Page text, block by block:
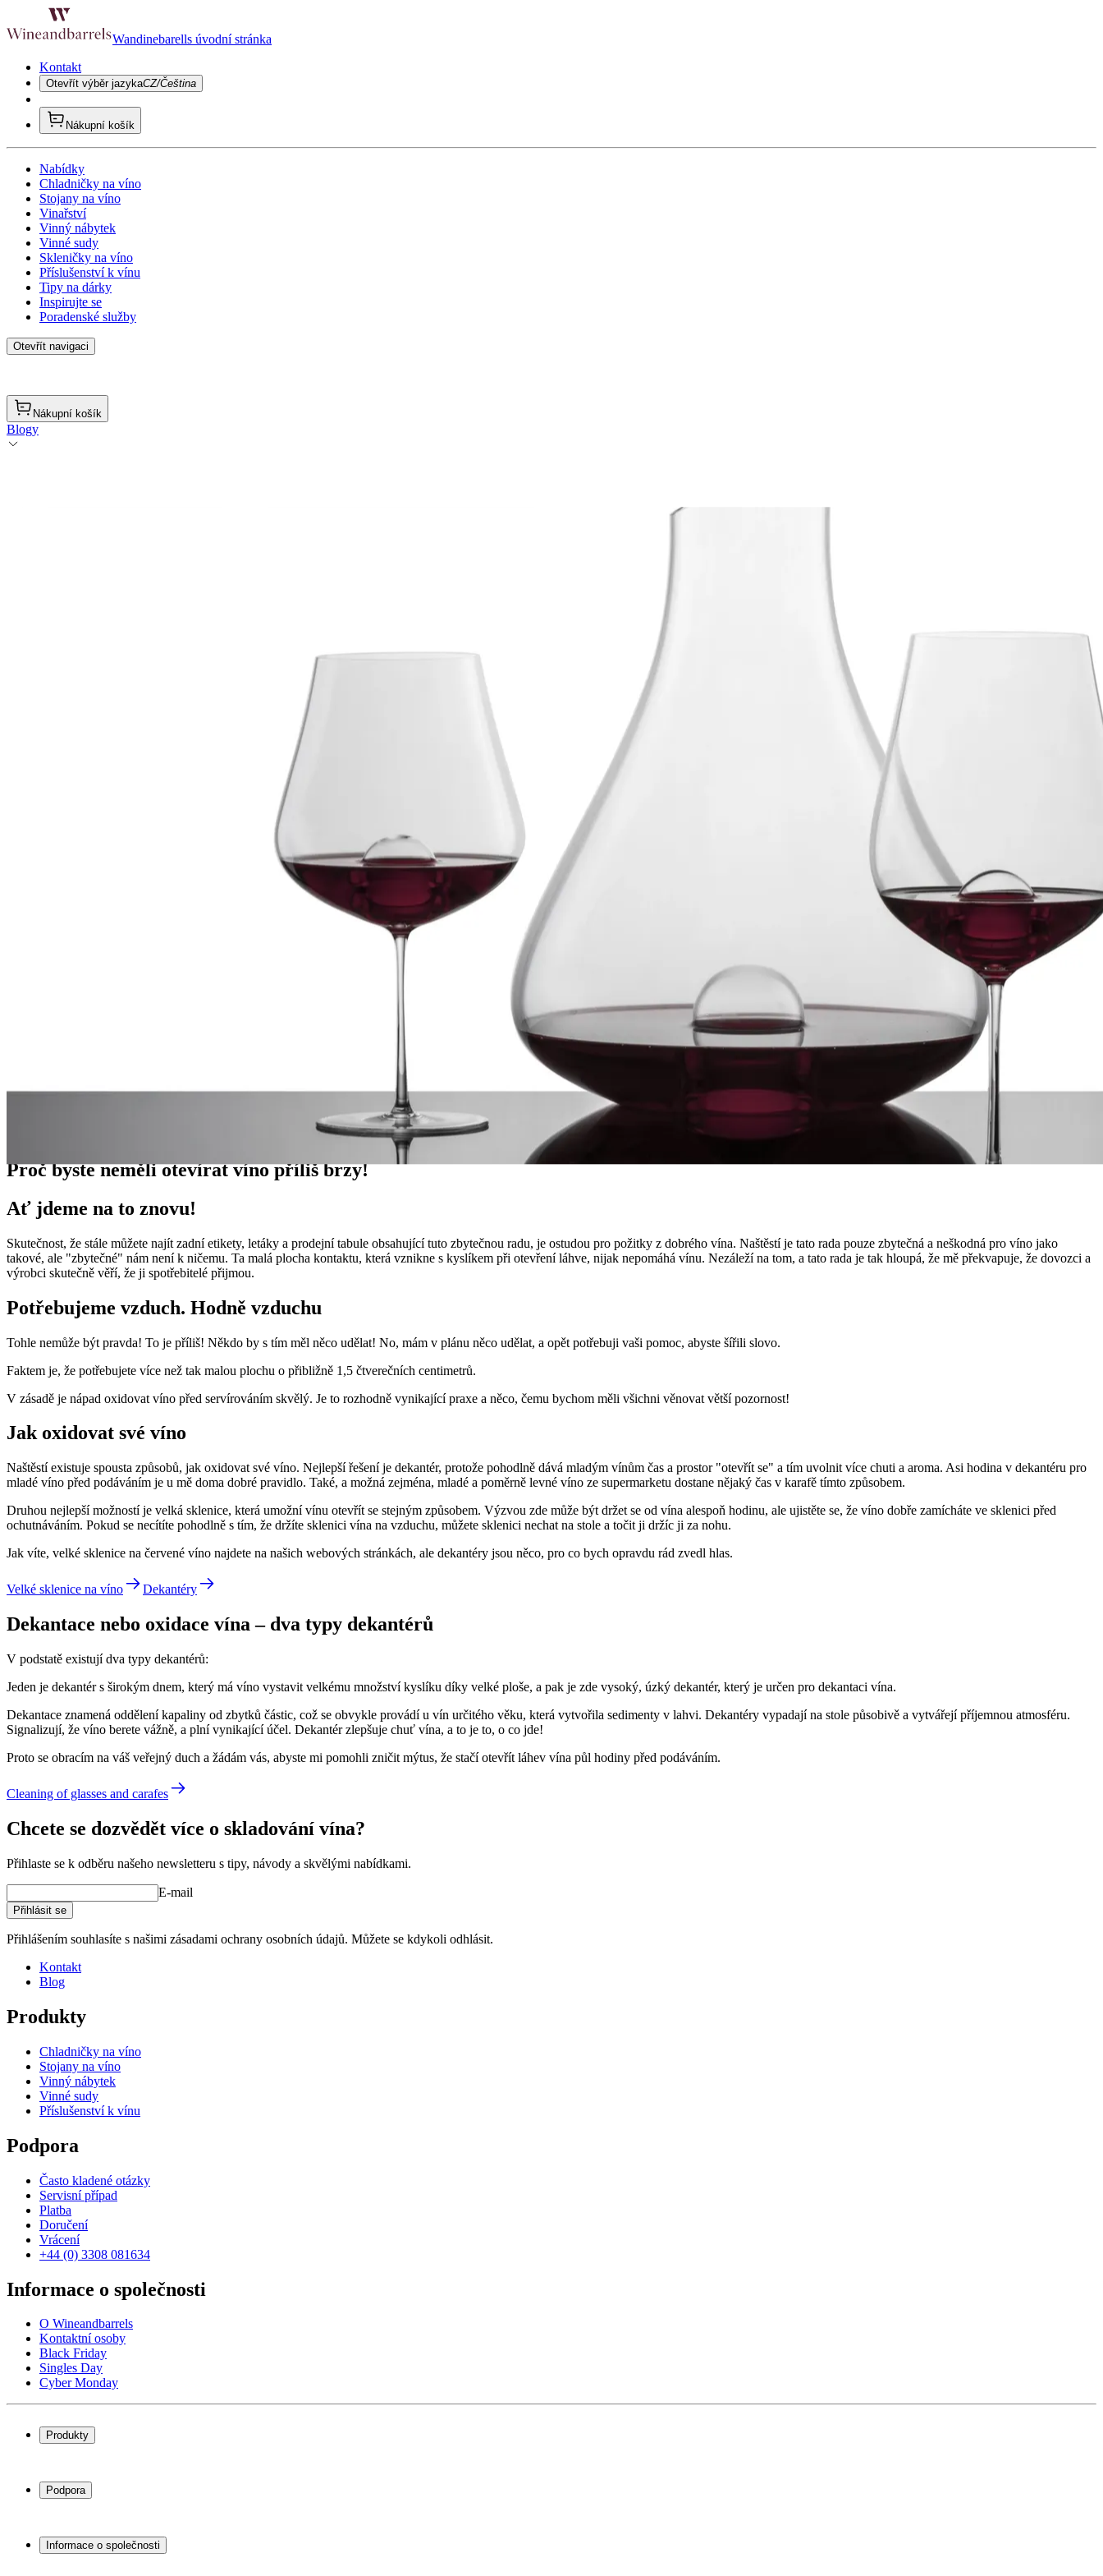
Wandinebarells úvodní stránka
Kontakt
Otevřít výběr jazykaCZ/Čeština
Nákupní košík
Nabídky
Chladničky na víno
Stojany na víno
Vinařství
Vinný nábytek
Vinné sudy
Skleničky na víno
Příslušenství k vínu
Tipy na dárky
Inspirujte se
Poradenské služby
Otevřít navigaci
Nákupní košík
Blogy
Proč byste neměli otevírat víno příliš brzy!
Ať jdeme na to znovu!
Skutečnost, že stále můžete najít zadní etikety, letáky a prodejní tabule obsahující tuto zbytečnou radu, je ostudou pro požitky z dobrého vína. Naštěstí je tato rada pouze zbytečná a neškodná pro víno jako
takové, ale "zbytečné" nám není k ničemu. Ta malá plocha kontaktu, která vznikne s kyslíkem při otevření láhve, nijak nepomáhá vínu. Nezáleží na tom, a tato rada je tak hloupá, že mě překvapuje, že dovozci a
výrobci skutečně věří, že ji spotřebitelé přijmou.
Potřebujeme vzduch. Hodně vzduchu
Tohle nemůže být pravda! To je příliš! Někdo by s tím měl něco udělat! No, mám v plánu něco udělat, a opět potřebuji vaši pomoc, abyste šířili slovo.
Faktem je, že potřebujete více než tak malou plochu o přibližně 1,5 čtverečních centimetrů.
V zásadě je nápad oxidovat víno před servírováním skvělý. Je to rozhodně vynikající praxe a něco, čemu bychom měli všichni věnovat větší pozornost!
Jak oxidovat své víno
Naštěstí existuje spousta způsobů, jak oxidovat své víno. Nejlepší řešení je dekantér, protože pohodlně dává mladým vínům čas a prostor "otevřít se" a tím uvolnit více chuti a aroma. Asi hodina v dekantéru pro
mladé víno před podáváním je u mě doma dobré pravidlo. Také, a možná zejména, mladé a poměrně levné víno ze supermarketu dostane nějaký čas v karafě tímto způsobem.
Druhou nejlepší možností je velká sklenice, která umožní vínu otevřít se stejným způsobem. Výzvou zde může být držet se od vína alespoň hodinu, ale ujistěte se, že víno dobře zamícháte ve sklenici před
ochutnáváním. Pokud se necítíte pohodlně s tím, že držíte sklenici vína na vzduchu, můžete sklenici nechat na stole a točit ji držíc ji za nohu.
Jak víte, velké sklenice na červené víno najdete na našich webových stránkách, ale dekantéry jsou něco, pro co bych opravdu rád zvedl hlas.
Velké sklenice na víno Dekantéry
Dekantace nebo oxidace vína – dva typy dekantérů
V podstatě existují dva typy dekantérů:
Jeden je dekantér s širokým dnem, který má víno vystavit velkému množství kyslíku díky velké ploše, a pak je zde vysoký, úzký dekantér, který je určen pro dekantaci vína.
Dekantace znamená oddělení kapaliny od zbytků částic, což se obvykle provádí u vín určitého věku, která vytvořila sedimenty v lahvi. Dekantéry vypadají na stole působivě a vytvářejí příjemnou atmosféru.
Signalizují, že víno berete vážně, a plní vynikající účel. Dekantér zlepšuje chuť vína, a to je to, o co jde!
Proto se obracím na váš veřejný duch a žádám vás, abyste mi pomohli zničit mýtus, že stačí otevřít láhev vína půl hodiny před podáváním.
Cleaning of glasses and carafes
Chcete se dozvědět více o skladování vína?
Přihlaste se k odběru našeho newsletteru s tipy, návody a skvělými nabídkami.
E-mail
Přihlásit se
Přihlášením souhlasíte s našimi zásadami ochrany osobních údajů. Můžete se kdykoli odhlásit.
Kontakt
Blog
Produkty
Chladničky na víno
Stojany na víno
Vinný nábytek
Vinné sudy
Příslušenství k vínu
Podpora
Často kladené otázky
Servisní případ
Platba
Doručení
Vrácení
+44 (0) 3308 081634
Informace o společnosti
O Wineandbarrels
Kontaktní osoby
Black Friday
Singles Day
Cyber Monday
Produkty
Stojany na víno
Vinný nábytek
Podpora
Servisní případ
Platba
Informace o společnosti